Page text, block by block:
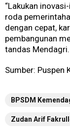
“Lakukan
roda
dengan cepat,
pembangunan
tandas Mendagri.
Sumber: Puspen
BPSDM
Zudan Arif